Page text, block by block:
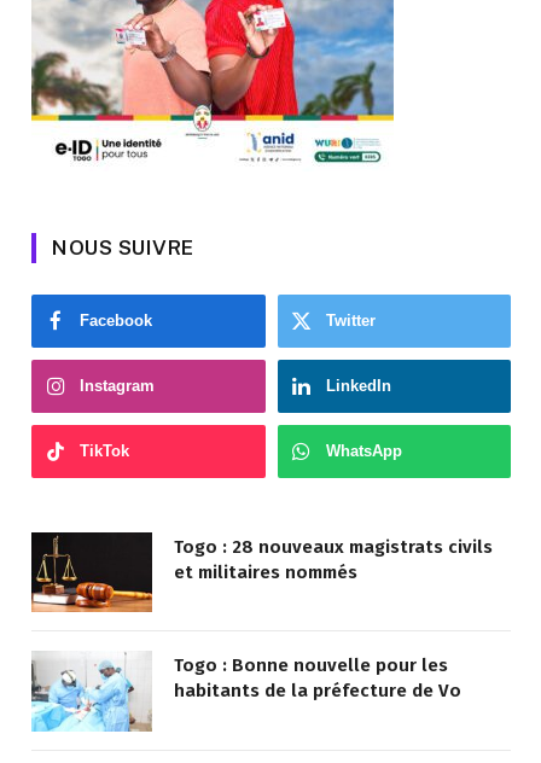
NOUS SUIVRE
Facebook Twitter
Instagram LinkedIn
TikTok WhatsApp
Togo : 28 nouveaux magistrats civils
et militaires nommés
Togo : Bonne nouvelle pour les
habitants de la préfecture de Vo